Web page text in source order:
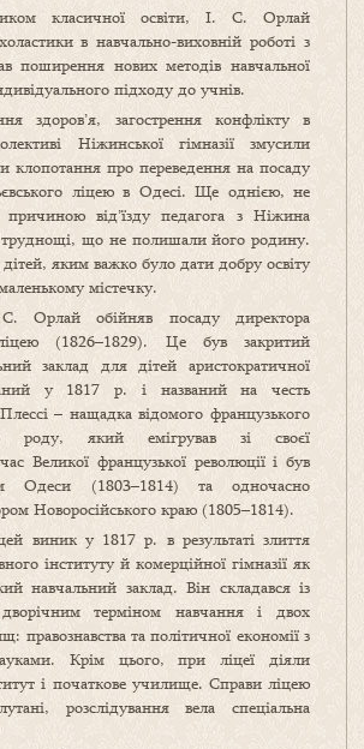
класичної освіти, І. С. Орлай
в навчально-виховній роботі з
поширення нових методів навчальної
підходу до учнів.
здоров’я, загострення конфлікту в
Ніжинської гімназії змусили
клопотання про переведення на посаду
ліцею в Одесі. Ще однією, не
від’їзду педагога з Ніжина
труднощі, що не полишали його родину.
яким важко було дати добру освіту
містечку.
обійняв посаду директора
ліцею (1826–1829). Це був закритий
заклад для дітей аристократичної
у 1817 р. і названий на честь
– нащадка відомого французького
роду, який емігрував зі своєї
Великої французької революції і був
Одеси (1803–1814) та одночасно
Новоросійського краю (1805–1814).
виник у 1817 р. в результаті злиття
інституту й комерційної гімназії як
навчальний заклад. Він складався із
терміном навчання і двох
правознавства та політичної економії з
Крім цього, при ліцеї діяли
і початкове училище. Справи ліцею
розслідування вела спеціальна